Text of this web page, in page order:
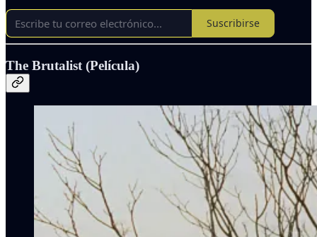
Suscribirse
The Brutalist (Película)